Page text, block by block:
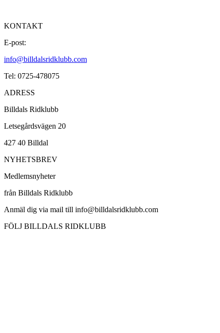
KONTAKT
E-post:
info@billdalsridklubb.com
Tel: 0725-478075
ADRESS
Billdals Ridklubb
Letsegårdsvägen 20
427 40 Billdal
NYHETSBREV
Medlemsnyheter
från Billdals Ridklubb
Anmäl dig via mail till info@billdalsridklubb.com
FÖLJ BILLDALS RIDKLUBB